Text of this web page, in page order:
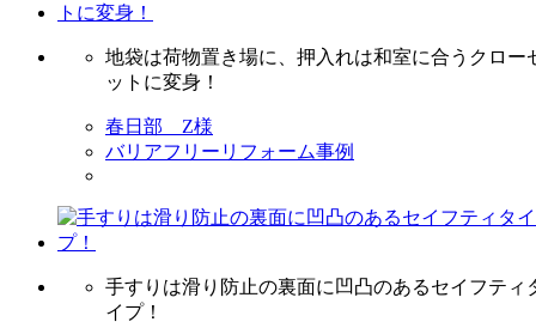
地袋は荷物置き場に、押入れは和室に合うクロー
ットに変身！
春日部 Z様
バリアフリーリフォーム事例
手すりは滑り防止の裏面に凹凸のあるセイフティ
イプ！